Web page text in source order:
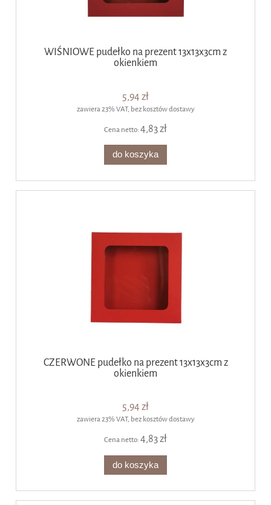
WIŚNIOWE pudełko na prezent 13x13x3cm z
okienkiem
5,94 zł
zawiera 23% VAT, bez kosztów dostawy
Cena netto:4,83 zł
do koszyka
CZERWONE pudełko na prezent 13x13x3cm z
okienkiem
5,94 zł
zawiera 23% VAT, bez kosztów dostawy
Cena netto:4,83 zł
do koszyka